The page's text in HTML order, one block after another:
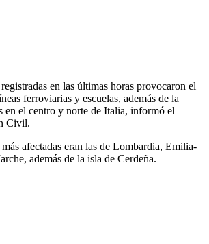
en las últimas horas provocaron el
ferroviarias y escuelas, además de la
en el centro y norte de Italia, informó el
Civil.
afectadas eran las de Lombardia, Emilia-
además de la isla de Cerdeña.